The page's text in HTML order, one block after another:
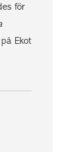
för
Ekot